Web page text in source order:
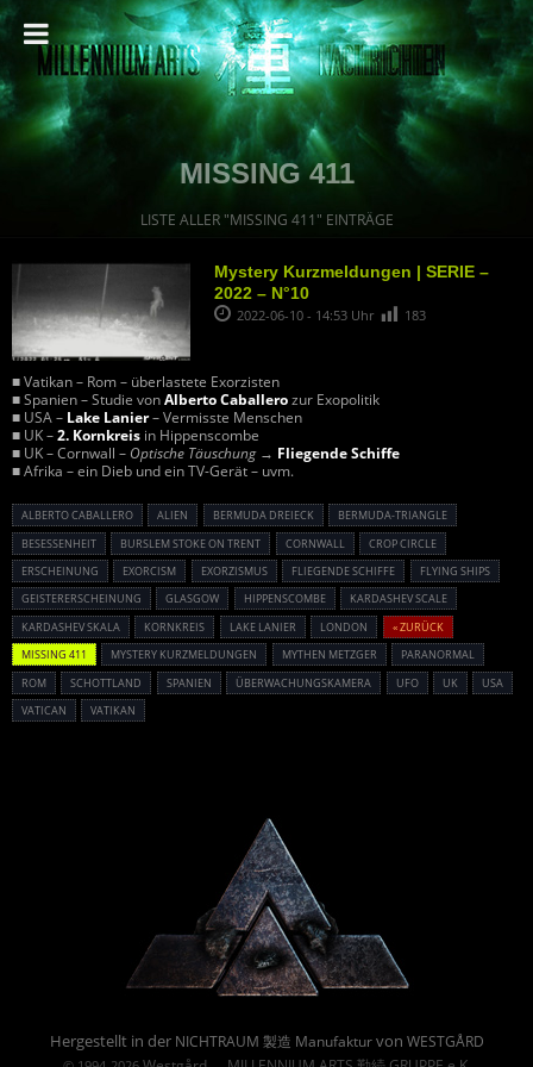
MISSING 411
LISTE ALLER "MISSING 411" EINTRÄGE
Mystery Kurzmeldungen | SERIE –
2022 – N°10
2022-06-10 - 14:53 Uhr 183
■ Vatikan – Rom – überlastete Exorzisten
■ Spanien – Studie vonAlberto Caballerozur Exopolitik
■ USA – Lake Lanier– Vermisste Menschen
■ UK –2. Kornkreis in Hippenscombe
■ UK – Cornwall – Optische Täuschung→ Fliegende Schiffe
■ Afrika – ein Dieb und ein TV-Gerät – uvm.
ALBERTO CABALLERO ALIEN BERMUDA DREIECK
BERMUDA-TRIANGLE
BESESSENHEIT
BURSLEM STOKE ON TRENT CORNWALL
CROP CIRCLE
ERSCHEINUNG
EXORCISM EXORZISMUS FLIEGENDE SCHIFFE
FLYING SHIPS
GEISTERERSCHEINUNG
GLASGOW HIPPENSCOMBE
KARDASHEV SCALE
KARDASHEV SKALA
KORNKREIS LAKE LANIER LONDON
« ZURÜCK
MISSING 411
MYSTERY KURZMELDUNGEN MYTHEN METZGER
PARANORMAL
ROM
SCHOTTLAND SPANIEN ÜBERWACHUNGSKAMERA UFO UK
USA
VATICAN
VATIKAN
Hergestellt in der NICHTRAUM 製造 Manufakturvon WESTGÅRD
Powered By :